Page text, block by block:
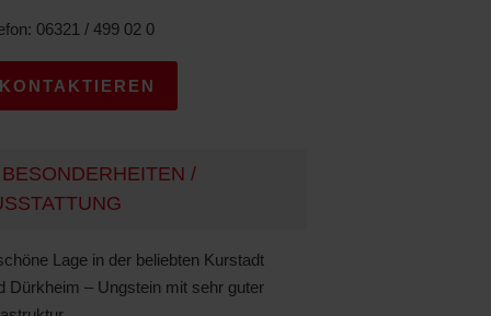
06321 / 499 02 0
KONTAKTIEREN
BESONDERHEITEN /
Lage in der beliebten Kurstadt
Dürkheim – Ungstein mit sehr guter